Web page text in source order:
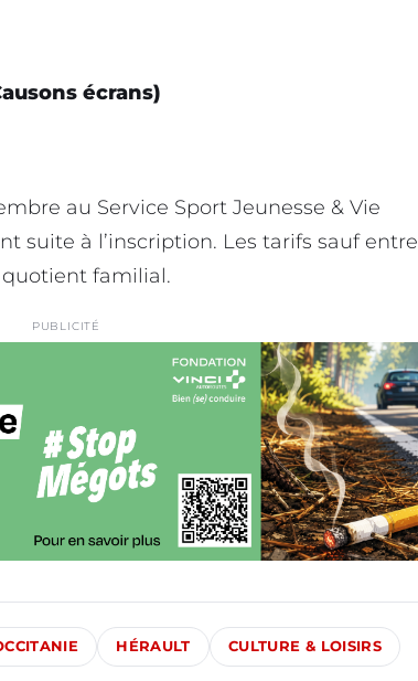
écrans)
au Service Sport Jeunesse & Vie
suite à l’inscription. Les tarifs sauf entre
quotient familial.
PUBLICITÉ
HÉRAULT CULTURE & LOISIRS